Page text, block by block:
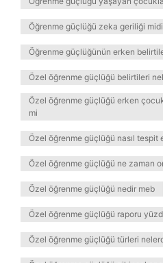
Öğrenme güçlüğü zeka geriliği
Öğrenme güçlüğünün erken
Özel öğrenme güçlüğü belirtileri
Özel öğrenme güçlüğü erken
mi
Özel öğrenme güçlüğü nasıl tespit
Özel öğrenme güçlüğü ne zaman
Özel öğrenme güçlüğü nedir meb
Özel öğrenme güçlüğü raporu
Özel öğrenme güçlüğü türleri